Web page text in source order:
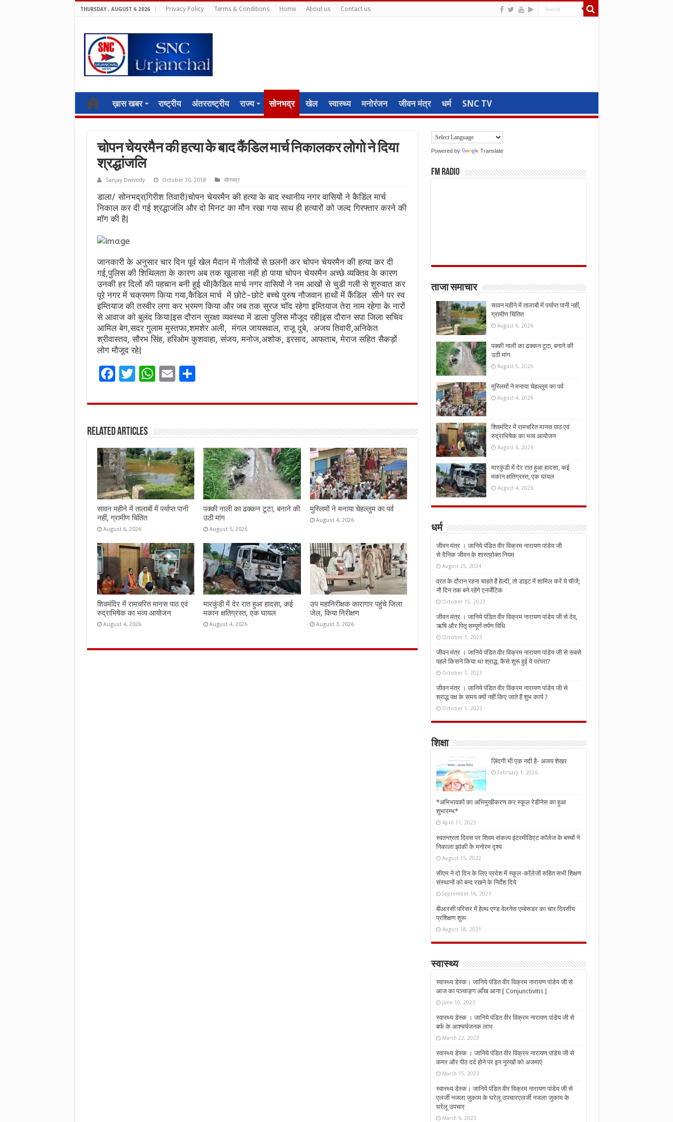
THURSDAY , AUGUST 6 2026 Privacy Policy Terms & Conditions Home About us Contact us
ख़ास खबर राष्ट्रीय अंतरराष्ट्रीय राज्य सोनभद्र खेल स्वास्थ्य मनोरंजन जीवन मंत्र धर्म SNC TV
चोपन चेयरमैन की हत्या के बाद कैंडिल मार्च निकालकर लोगो ने दिया
श्रद्धांजलि
Sanjay Dwivedy October 30, 2018 सोनभद्र
डाला/ सोनभद्र(गिरीश तिवारी)चोपन चेयरमैन की हत्या के बाद स्थानीय नगर वासियों ने कैडिंल मार्च
निकाल कर दी गई श्रद्धाजंलि और दो मिनट का मौन रखा गया साथ ही हत्यारों को जल्द गिरफ्तार करने की
मॉग की है|
जानकारी के अनुसार चार दिन पूर्व खेल मैदान में गोलीयों से छलनी कर चोपन चेयरमैन की हत्या कर दी
गई,पुलिस की शिथिलता के कारण अब तक खुलासा नही हो पाया चोपन चेयरमैन अच्छे व्यक्तिव के कारण
उनकी हर दिलों की पहचान बनी हुई थी|कैडिल मार्च नगर वासियों ने नम आखों से चुडी गली से शुरुवात कर
पूरे नगर में चक्रमण किया गया,कैडिल मार्च में छोटे-छोटे बच्चे पुरुष नौजवान हाथों में कैंडिल सीने पर स्व
इम्तियाज की तस्वीर लगा कर भ्रमण किया और जब तक सुरज चॉद रहेगा इम्तियाज तेरा नाम रहेगा के नारों
से आवाज को बुलंद किया|इस दौरान सुरक्षा व्यवस्था में डाला पुलिस मौजूद रही|इस दौरान सपा जिला सचिव
आमिल बेग,सदर गुलाम मुस्तफा,शमशेर अली, मंगल जायसवाल, राजू दुबे, अजय तिवारी,अनिकेत
श्रीवास्तव, सौरभ सिंह, हरिओम कुशवाहा, संजय, मनोज,अशोक, इरसाद, आफताब, मेराज सहित सैकड़ों
लोग मौजूद रहे|
F
ce
o
o
k
T
it
r
W
at
A
p
p
E
ai
S
ar
Related Articles
सावन महीने में तालाबों में पर्याप्त पानी
नहीं, ग्रामीण चिंतित
August 6, 2026
पक्की नाली का ढक्कन टूटा, बनाने की
उठी मांग
August 5, 2026
मुस्लिमों ने मनाया चेहल्लुम का पर्व
August 4, 2026
शिवमंदिर में रामचरित मानस पाठ एवं
रुद्राभिषेक का भव्य आयोजन
August 4, 2026
मारकुंडी में देर रात हुआ हादसा, कई
मकान क्षतिग्रस्त, एक घायल
August 4, 2026
उप महानिरीक्षक कारागार पहुंचे जिला
जेल, किया निरीक्षण
August 3, 2026
Powered by Translate
FM Radio
ताजा समाचार
सावन महीने में तालाबों में पर्याप्त पानी नहीं,
ग्रामीण चिंतित
August 6, 2026
पक्की नाली का ढक्कन टूटा, बनाने की
उठी मांग
August 5, 2026
मुस्लिमों ने मनाया चेहल्लुम का पर्व
August 4, 2026
शिवमंदिर में रामचरित मानस पाठ एवं
रुद्राभिषेक का भव्य आयोजन
August 4, 2026
मारकुंडी में देर रात हुआ हादसा, कई
मकान क्षतिग्रस्त, एक घायल
August 4, 2026
धर्म
जीवन मंत्र । जानिये पंडित वीर विक्रम नारायण पांडेय जी
से दैनिक जीवन के शास्त्रोक्त नियम
August 25, 2024
व्रत के दौरान रहना चाहते हैं हेल्दी, तो डाइट में शामिल करें ये चीजें;
नौ दिन तक बने रहेंगे एनर्जेटिक
October 15, 2023
जीवन मंत्र । जानिये पंडित वीर विक्रम नारायण पांडेय जी से देव,
ऋषि और पितृ सम्पूर्ण तर्पण विधि
October 1, 2023
जीवन मंत्र । जानिये पंडित वीर विक्रम नारायण पांडेय जी से सबसे
पहले किसने किया था श्राद्ध, कैसे शुरू हुई ये परंपरा?
October 1, 2023
जीवन मंत्र । जानिये पंडित वीर विक्रम नारायण पांडेय जी से
श्राद्ध पक्ष के समय क्यों नहीं किए जाते हैं शुभ कार्य ?
October 1, 2023
शिक्षा
ज़िंदगी भी एक नदी है- अजय शेखर
February 1, 2026
*अभिभावकों का अभिमुखीकरण कर स्कूल रेडीनेस का हुआ
शुभारम्भ*
April 11, 2023
स्वतन्त्रता दिवस पर शिवम संकल्प इंटरमीडिएट कॉलेज के बच्चों ने
निकाला झांकी के मनोरम दृश्य
August 15, 2022
सीएम ने दो दिन के लिए प्रदेश में स्कूल-कॉलेजों सहित सभी शिक्षण
संस्थानों को बन्द रखने के निर्देश दिये
September 16, 2021
बीआरसी परिसर में हेल्थ एण्ड वेलनेस एम्बेसडर का चार दिवसीय
प्रशिक्षण शुरू
August 18, 2021
स्वास्थ्य
स्वास्थ्य डेस्क। जानिये पंडित वीर विक्रम नारायण पांडेय जी से
आज का पञ्चाङ्ग आँख आना [ Conjunctivitis ]
June 10, 2023
स्वास्थ्य डेस्क । जानिये पंडित वीर विक्रम नारायण पांडेय जी से
बर्फ के आश्चर्यजनक लाभ
March 22, 2023
स्वास्थ्य डेस्क । जानिये पंडित वीर विक्रम नारायण पांडेय जी से
कमर और पीठ दर्द होने पर इन नुस्‍खों को अजमाएं
March 15, 2023
स्वास्थ्य डेस्क। जानिये पंडित वीर विक्रम नारायण पांडेय जी से
एलर्जी नजला जुकाम के घरेलू उपचारएलर्जी नजला जुकाम के
घरेलू उपचार
March 6, 2023